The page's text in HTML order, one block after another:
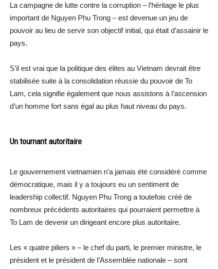
La campagne de lutte contre la corruption – l’héritage le plus
important de Nguyen Phu Trong – est devenue un jeu de
pouvoir au lieu de servir son objectif initial, qui était d’assainir le
pays.
S’il est vrai que la politique des élites au Vietnam devrait être
stabilisée suite à la consolidation réussie du pouvoir de To
Lam, cela signifie également que nous assistons à l’ascension
d’un homme fort sans égal au plus haut niveau du pays.
Un tournant autoritaire
Le gouvernement vietnamien n’a jamais été considéré comme
démocratique, mais il y a toujours eu un sentiment de
leadership collectif. Nguyen Phu Trong a toutefois créé de
nombreux précédents autoritaires qui pourraient permettre à
To Lam de devenir un dirigeant encore plus autoritaire.
Les « quatre piliers » – le chef du parti, le premier ministre, le
président et le président de l’Assemblée nationale – sont